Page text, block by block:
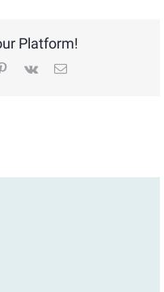
Platform!
pinterest
vk Email